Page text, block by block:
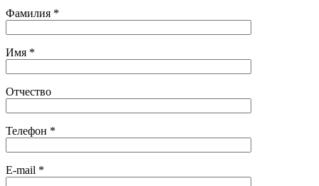
Фамилия *
Имя *
Отчество
Телефон *
E-mail *